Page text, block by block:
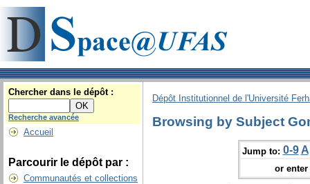
Chercher dans le dépôt :
Recherche avancée
Accueil
Parcourir le dépôt par :
Communautés et collections
Dépôt Institutionnel de l'Université
Browsing by Subject
Jump to: 0-9 A
or